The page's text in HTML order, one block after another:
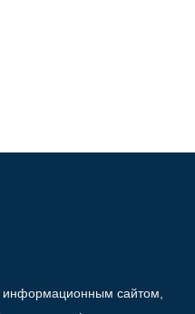
информационным сайтом,